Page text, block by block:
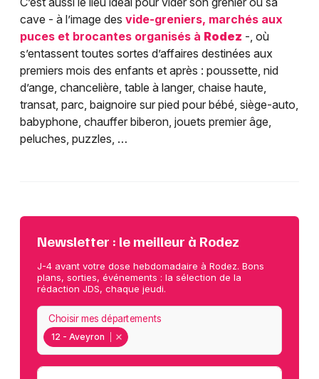
cave - à l’image des vide-greniers, marchés aux
puces et brocantes organisés à Rodez -, où
s’entassent toutes sortes d’affaires destinées aux
premiers mois des enfants et après : poussette, nid
d’ange, chancelière, table à langer, chaise haute,
transat, parc, baignoire sur pied pour bébé, siège-auto,
babyphone, chauffer biberon, jouets premier âge,
peluches, puzzles, …
Newsletter : le meilleur à Rodez
J-4 avant votre dose hebdomadaire à Rodez. Bons
plans, sorties, événements : la sélection de la
rédaction JDS, chaque jeudi.
12 - Aveyron
Choisir mes départements